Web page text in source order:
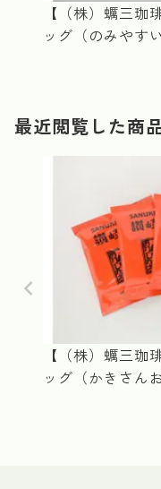
【（株）蠣三
ッグ（のみやす
最近閲覧した商
【（株）蠣三
ッグ（かきさん